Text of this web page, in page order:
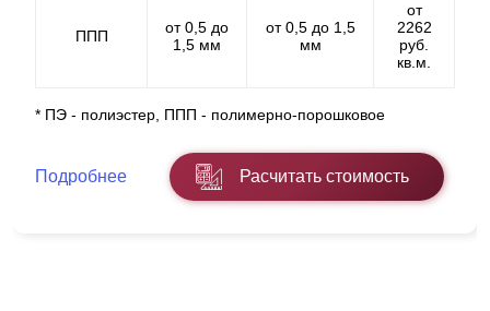
Оно напрямую влияет на функционал забора, как
помощью нахлеста можно
отрегулировать
просматриваемость
ППП
от 0,5 до
1,5 мм
от 0,5 до 1,5
мм
от
2262
руб.
кв.м.
* ПЭ - полиэстер, ППП - полимерно-порошковое
Подробнее Расчитать стоимость